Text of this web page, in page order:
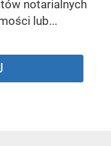
notarialnych
lub...